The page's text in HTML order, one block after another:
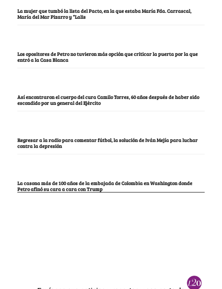
La mujer que tumbó la lista del Pacto, en la que estaba María Fda. Carrascal,
María del Mar Pizarro y “Lalis
Los opositores de Petro no tuvieron más opción que criticar la puerta por la que
entró a la Casa Blanca
Así encontraron el cuerpo del cura Camilo Torres, 60 años después de haber sido
escondido por un general del Ejército
Regresar a la radio para comentar fútbol, la solución de Iván Mejía para luchar
contra la depresión
La casona más de 100 años de la embajada de Colombia en Washington donde
Petro afinó su cara a cara con Trump